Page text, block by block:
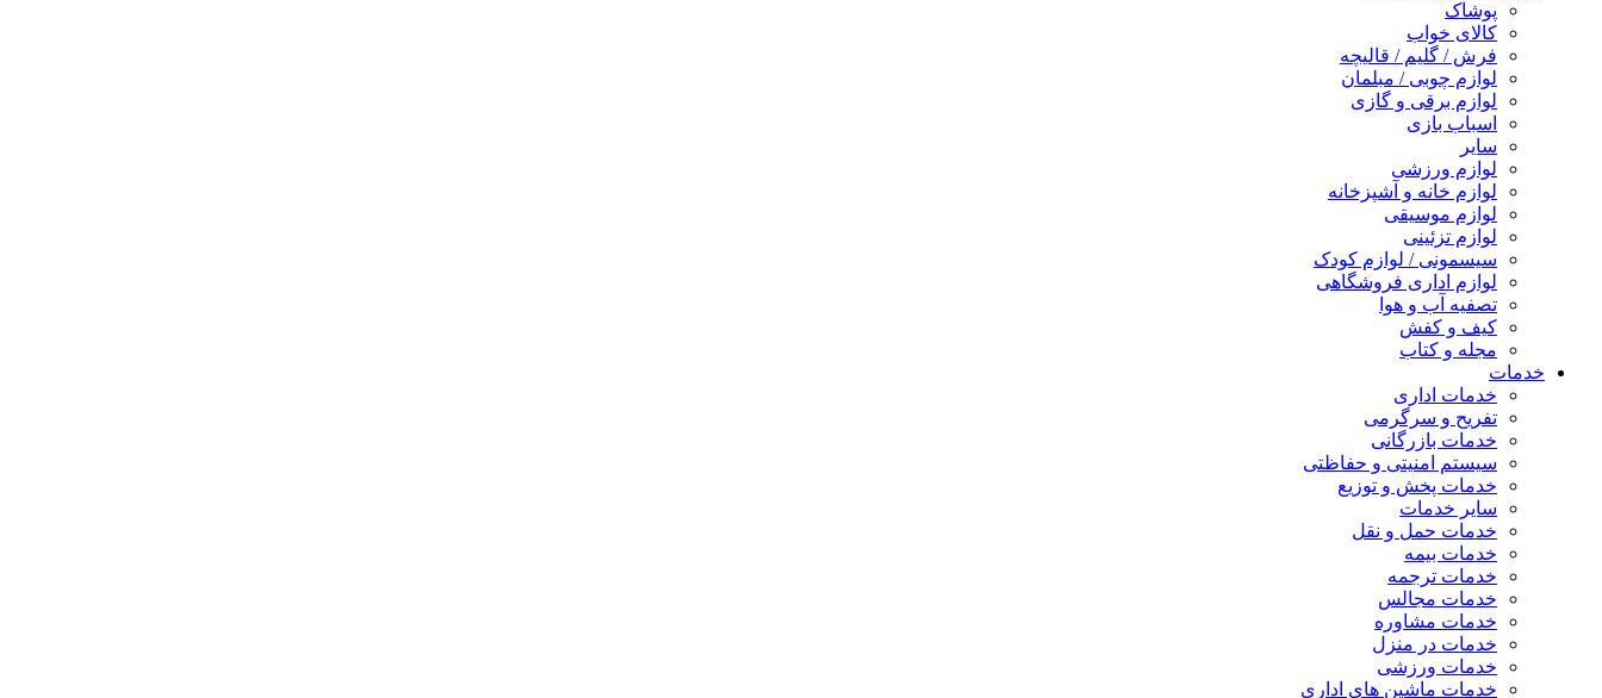
پوشاک
کالای خواب
فرش / گلیم / قالیچه
لوازم چوبی / مبلمان
لوازم برقی و گازی
اسباب بازی
سایر
لوازم ورزشی
لوازم خانه و آشپزخانه
لوازم موسیقی
لوازم تزئینی
سیسمونی / لوازم کودک
لوازم اداری فروشگاهی
تصفیه آب و هوا
کیف و کفش
مجله و کتاب
خدمات
خدمات اداری
تفریح و سرگرمی
خدمات بازرگانی
سیستم امنیتی و حفاظتی
خدمات پخش و توزیع
سایر خدمات
خدمات حمل و نقل
خدمات بیمه
خدمات ترجمه
خدمات مجالس
خدمات مشاوره
خدمات در منزل
خدمات ورزشی
خدمات ماشین های اداری